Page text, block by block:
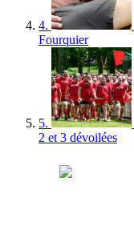
4.
Fourquier
5.
2 et 3 dévoilées